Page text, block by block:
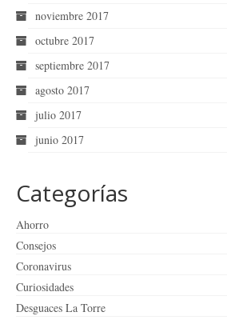
noviembre 2017
octubre 2017
septiembre 2017
agosto 2017
julio 2017
junio 2017
Categorías
Ahorro
Consejos
Coronavirus
Curiosidades
Desguaces La Torre